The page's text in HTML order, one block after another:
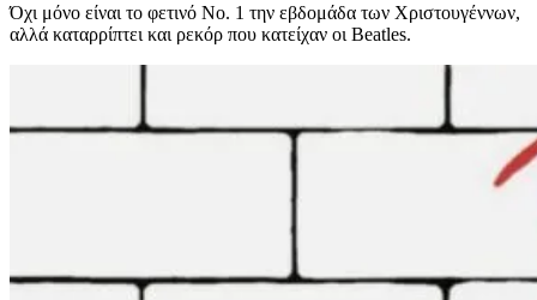
Όχι μόνο είναι το φετινό Νο. 1 την εβδομάδα των Χριστουγέννων,
αλλά καταρρίπτει και ρεκόρ που κατείχαν οι Beatles.